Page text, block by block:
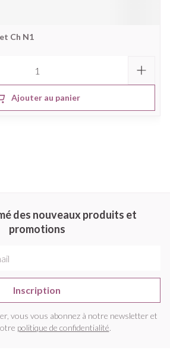
Ch N1
Ajouter au panier
des nouveaux produits et
promotions
Inscription
vous vous abonnez à notre newsletter et
politique de confidentialité.